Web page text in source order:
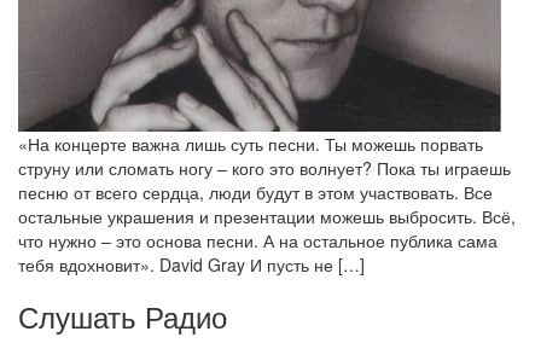
«На концерте важна лишь суть песни. Ты можешь порвать
струну или сломать ногу – кого это волнует? Пока ты играешь
песню от всего сердца, люди будут в этом участвовать. Все
остальные украшения и презентации можешь выбросить. Всё,
что нужно – это основа песни. А на остальное публика сама
тебя вдохновит». David Gray И пусть не […]
Слушать Радио